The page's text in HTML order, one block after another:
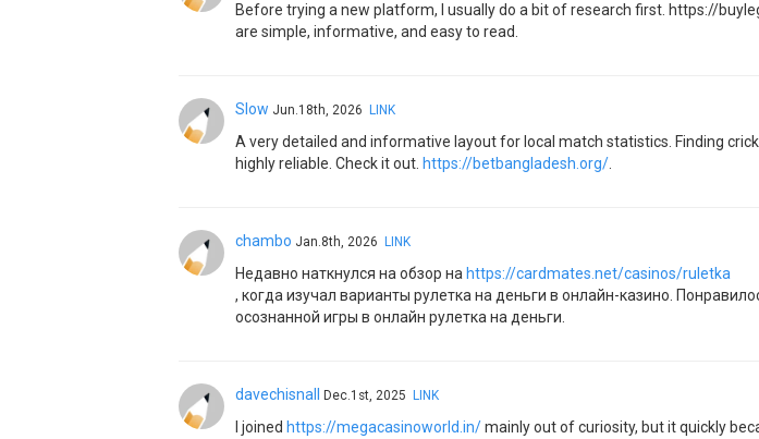
Before trying a new platform, I usually do a bit of research first. https://
are simple, informative, and easy to read.
Slow Jun.18th, 2026 LINK
A very detailed and informative layout for local match statistics. Finding
highly reliable. Check it out. https://betbangladesh.org/
chambo Jan.8th, 2026 LINK
Недавно наткнулся на обзор на https://cardmates.net/casinos/ruletka
, когда изучал варианты рулетка на деньги в онлайн-казино.
осознанной игры в онлайн рулетка на деньги.
davechisnall Dec.1st, 2025 LINK
I joined https://megacasinoworld.in/mainly out of curiosity, but it quickly